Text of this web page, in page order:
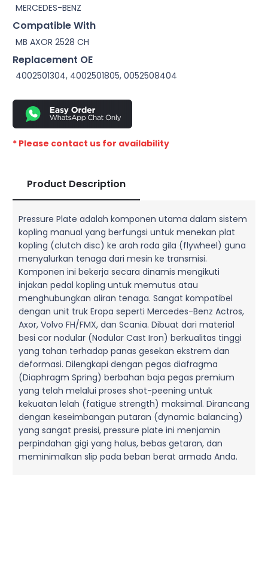
MERCEDES-BENZ
Compatible With
MB AXOR 2528 CH
Replacement OE
4002501304, 4002501805, 0052508404
* Please contact us for availability
Product Description
Pressure Plate adalah komponen utama dalam sistem
kopling manual yang berfungsi untuk menekan plat
kopling (clutch disc) ke arah roda gila (flywheel) guna
menyalurkan tenaga dari mesin ke transmisi.
Komponen ini bekerja secara dinamis mengikuti
injakan pedal kopling untuk memutus atau
menghubungkan aliran tenaga. Sangat kompatibel
dengan unit truk Eropa seperti Mercedes-Benz Actros,
Axor, Volvo FH/FMX, dan Scania. Dibuat dari material
besi cor nodular (Nodular Cast Iron) berkualitas tinggi
yang tahan terhadap panas gesekan ekstrem dan
deformasi. Dilengkapi dengan pegas diafragma
(Diaphragm Spring) berbahan baja pegas premium
yang telah melalui proses shot-peening untuk
kekuatan lelah (fatigue strength) maksimal. Dirancang
dengan keseimbangan putaran (dynamic balancing)
yang sangat presisi, pressure plate ini menjamin
perpindahan gigi yang halus, bebas getaran, dan
meminimalkan slip pada beban berat armada Anda.